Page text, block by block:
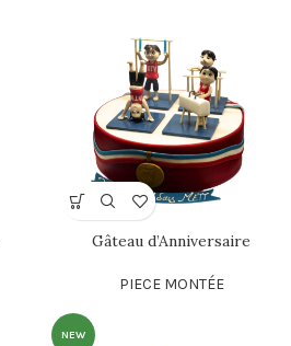
Gâteau d’Anniversaire
PIECE MONTÉE
NEW